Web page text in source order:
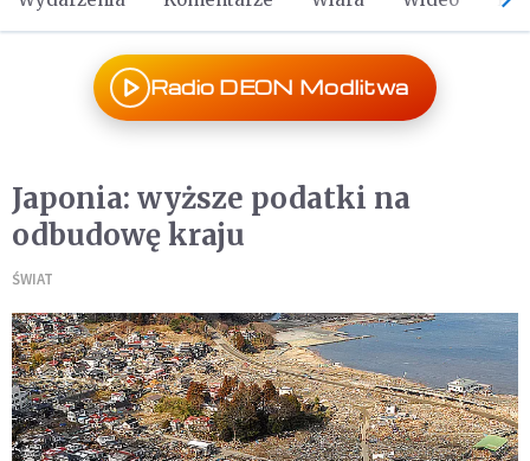
Radio DEON Modlitwa
Japonia: wyższe podatki na
odbudowę kraju
ŚWIAT